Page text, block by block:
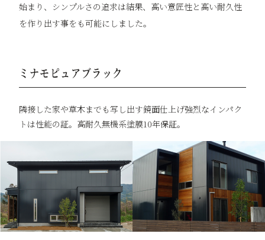
始まり、シンプルさの追求は結果、高い意匠性と高い耐久性
を作り出す事をも可能にしました。
ミナモピュアブラック
隣接した家や草木までも写し出す鏡面仕上げ強烈なインパク
トは性能の証。高耐久無機系塗膜10年保証。